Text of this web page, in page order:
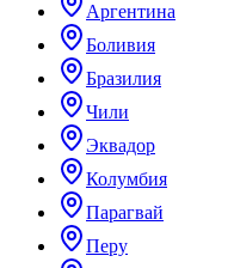
Аргентина
Боливия
Бразилия
Чили
Эквадор
Колумбия
Парагвай
Перу